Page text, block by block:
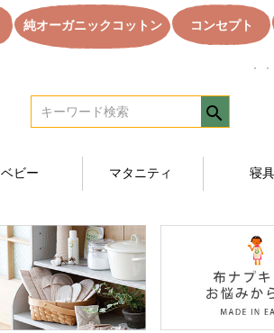
純オーガニックコットン コンセプト
ベビー マタニティ 寝具